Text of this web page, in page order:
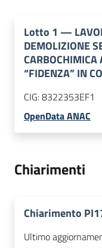
Lotto 1 —
DEMOLIZIONE
CARBOCHIMICA
“FIDENZA” IN
CIG:8322353EF1
OpenData ANAC
Chiarimenti
Chiarimento
Ultimo